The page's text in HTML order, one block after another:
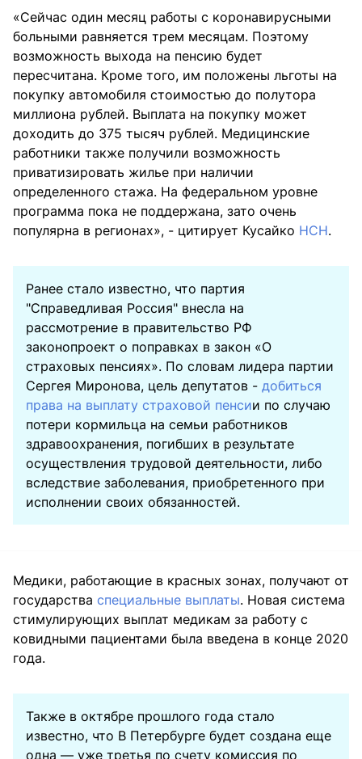
«Сейчас один месяц работы с коронавирусными
больными равняется трем месяцам. Поэтому
возможность выхода на пенсию будет
пересчитана. Кроме того, им положены льготы на
покупку автомобиля стоимостью до полутора
миллиона рублей. Выплата на покупку может
доходить до 375 тысяч рублей. Медицинские
работники также получили возможность
приватизировать жилье при наличии
определенного стажа. На федеральном уровне
программа пока не поддержана, зато очень
популярна в регионах», - цитирует Кусайко НСН.
Ранее стало известно, что партия
"Справедливая Россия" внесла на
рассмотрение в правительство РФ
законопроект о поправках в закон «О
страховых пенсиях». По словам лидера партии
Сергея Миронова, цель депутатов - добиться
права на выплату страховой пенсии по случаю
потери кормильца на семьи работников
здравоохранения, погибших в результате
осуществления трудовой деятельности, либо
вследствие заболевания, приобретенного при
исполнении своих обязанностей.
Медики, работающие в красных зонах, получают от
государства специальные выплаты. Новая система
стимулирующих выплат медикам за работу с
ковидными пациентами была введена в конце 2020
года.
Также в октябре прошлого года стало
известно, что В Петербурге будет создана еще
одна — уже третья по счету комиссия по